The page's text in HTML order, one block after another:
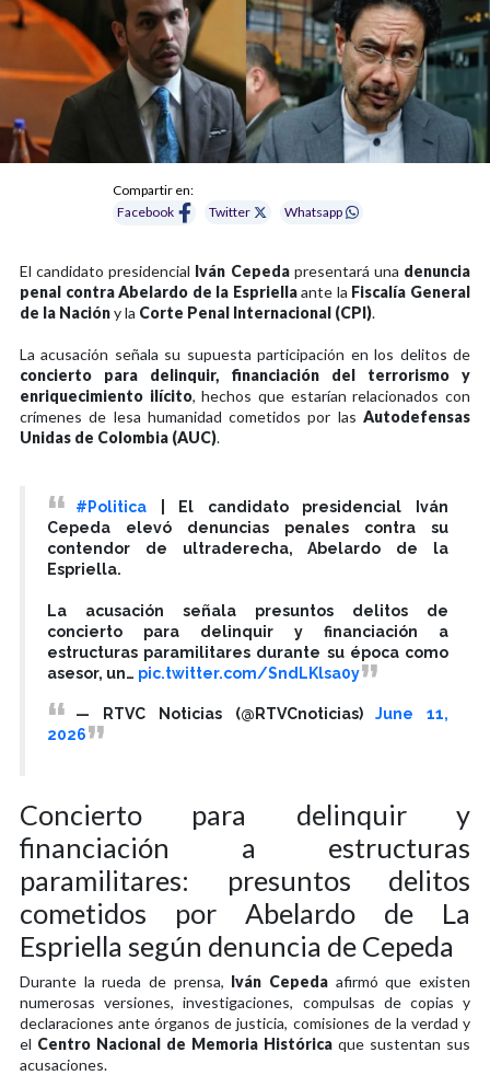
Compartir en:
Facebook
Twitter Whatsapp
El candidato presidencial Iván Cepeda presentará una denuncia
penal contra Abelardo de la Espriellaante la Fiscalía General
de la Nacióny la Corte Penal Internacional (CPI).
La acusación señala su supuesta participación en los delitos de
concierto para delinquir, financiación del terrorismo y
enriquecimiento ilícito, hechos que estarían relacionados con
crímenes de lesa humanidad cometidos por las Autodefensas
Unidas de Colombia (AUC).
#Politica | El candidato presidencial Iván
Cepeda elevó denuncias penales contra su
contendor de ultraderecha, Abelardo de la
Espriella.
La acusación señala presuntos delitos de
concierto para delinquir y financiación a
estructuras paramilitares durante su época como
asesor, un… pic.twitter.com/SndLKlsa0y
— RTVC Noticias (@RTVCnoticias)June 11,
2026
Concierto para delinquir y
financiación a estructuras
paramilitares: presuntos delitos
cometidos por Abelardo de La
Espriella según denuncia de Cepeda
Durante la rueda de prensa, Iván Cepeda afirmó que existen
numerosas versiones, investigaciones, compulsas de copias y
declaraciones ante órganos de justicia, comisiones de la verdad y
el Centro Nacional de Memoria Histórica que sustentan sus
acusaciones.